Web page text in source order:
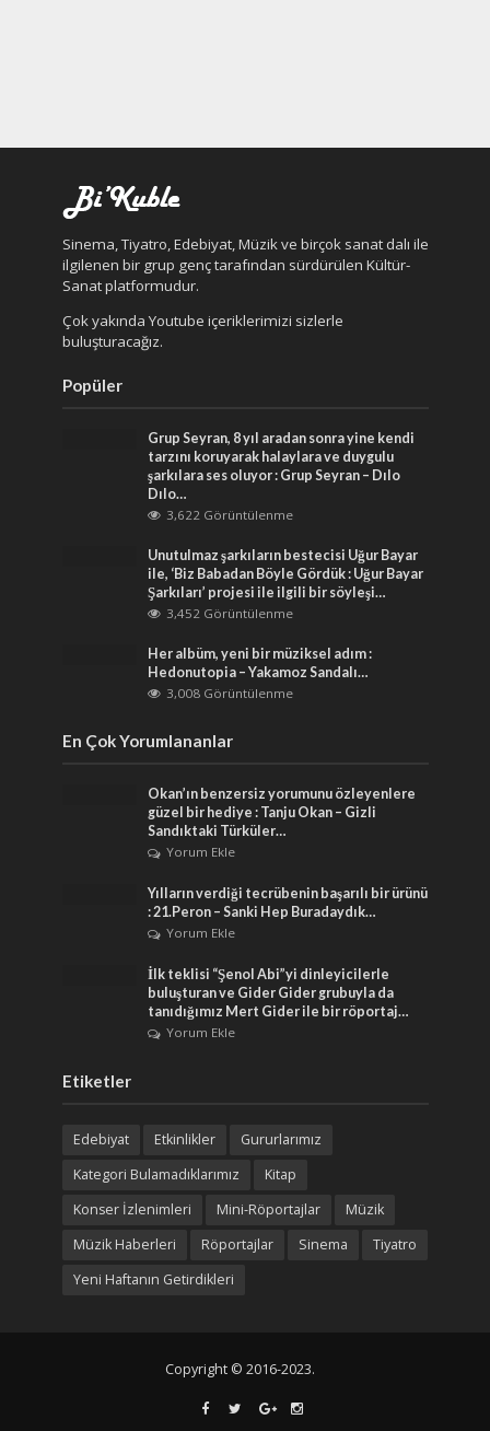
Sinema, Tiyatro, Edebiyat, Müzik ve birçok sanat dalı ile
ilgilenen bir grup genç tarafından sürdürülen Kültür-
Sanat platformudur.
Çok yakında Youtube içeriklerimizi sizlerle
buluşturacağız.
Popüler
Grup Seyran, 8 yıl aradan sonra yine kendi
tarzını koruyarak halaylara ve duygulu
şarkılara ses oluyor : Grup Seyran – Dılo
Dılo…
3,622 Görüntülenme
Unutulmaz şarkıların bestecisi Uğur Bayar
ile, ‘Biz Babadan Böyle Gördük : Uğur Bayar
Şarkıları’ projesi ile ilgili bir söyleşi…
3,452 Görüntülenme
Her albüm, yeni bir müziksel adım :
Hedonutopia – Yakamoz Sandalı…
3,008 Görüntülenme
En Çok Yorumlananlar
Okan’ın benzersiz yorumunu özleyenlere
güzel bir hediye : Tanju Okan – Gizli
Sandıktaki Türküler…
Yorum Ekle
Yılların verdiği tecrübenin başarılı bir ürünü
: 21.Peron – Sanki Hep Buradaydık…
Yorum Ekle
İlk teklisi “Şenol Abi”yi dinleyicilerle
buluşturan ve Gider Gider grubuyla da
tanıdığımız Mert Gider ile bir röportaj…
Yorum Ekle
Etiketler
Edebiyat Etkinlikler
Gururlarımız
Kategori Bulamadıklarımız
Kitap
Konser İzlenimleri
Mini-Röportajlar
Müzik
Müzik Haberleri
Röportajlar Sinema
Tiyatro
Yeni Haftanın Getirdikleri
Copyright © 2016-2023.